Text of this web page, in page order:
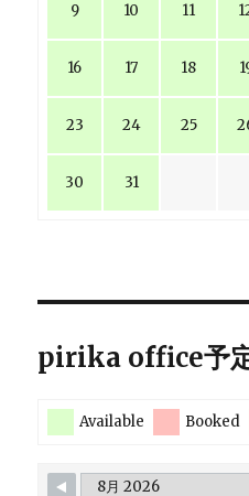
9 10 11
16 17 18
23 24 25
30 31
pirika office予
Available Booked